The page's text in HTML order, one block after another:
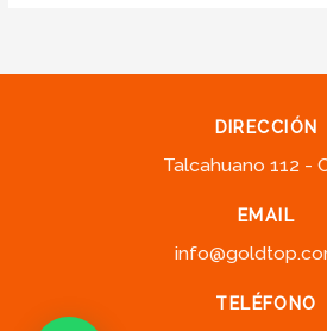
DIRECCIÓN
Talcahuano 112 -
EMAIL
TELÉFONO